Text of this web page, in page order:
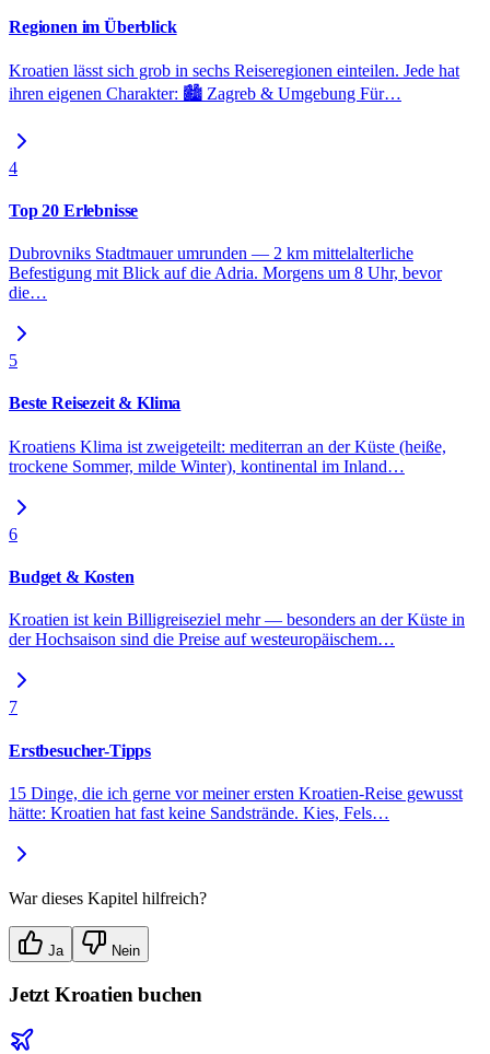
Regionen im Überblick
Kroatien lässt sich grob in sechs Reiseregionen einteilen. Jede hat
ihren eigenen Charakter: 🏙️ Zagreb & Umgebung Für…
4
Top 20 Erlebnisse
Dubrovniks Stadtmauer umrunden — 2 km mittelalterliche
Befestigung mit Blick auf die Adria. Morgens um 8 Uhr, bevor
die…
5
Beste Reisezeit & Klima
Kroatiens Klima ist zweigeteilt: mediterran an der Küste (heiße,
trockene Sommer, milde Winter), kontinental im Inland…
6
Budget & Kosten
Kroatien ist kein Billigreiseziel mehr — besonders an der Küste in
der Hochsaison sind die Preise auf westeuropäischem…
7
Erstbesucher-Tipps
15 Dinge, die ich gerne vor meiner ersten Kroatien-Reise gewusst
hätte: Kroatien hat fast keine Sandstrände. Kies, Fels…
War dieses Kapitel hilfreich?
Ja Nein
Jetzt Kroatien buchen